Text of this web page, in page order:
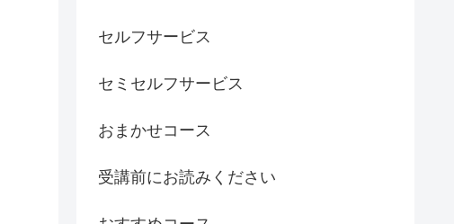
セルフサービス
セミセルフサービス
おまかせコース
受講前にお読みください